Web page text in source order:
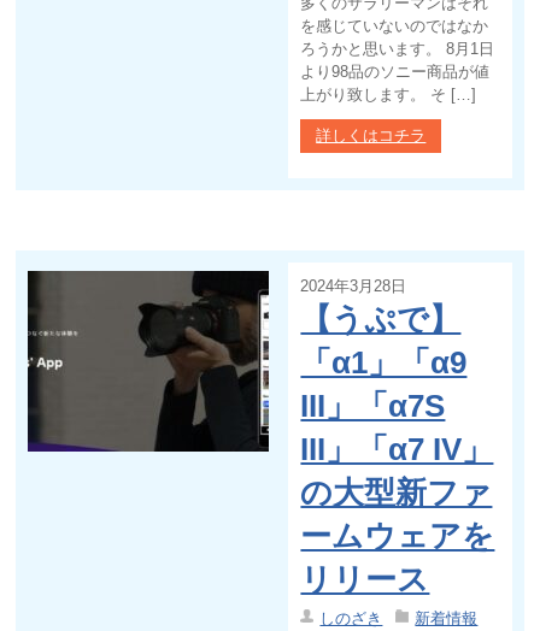
を感じていないのではなか
ろうかと思います。 8月1日
より98品のソニー商品が値
上がり致します。 そ […]
詳しくはコチラ
2024年3月28日
【うぷで】
「α1」「α9
III」「α7S
III」「α7 IV」
の大型新ファ
ームウェアを
リリース
しのざき
新着情報